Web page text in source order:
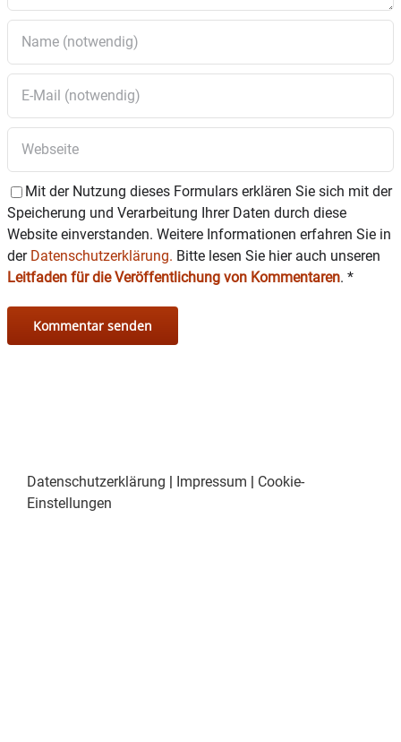
Mit der Nutzung dieses Formulars erklären Sie sich mit der
Speicherung und Verarbeitung Ihrer Daten durch diese
Website einverstanden. Weitere Informationen erfahren Sie in
der Datenschutzerklärung. Bitte lesen Sie hier auch unseren
Leitfaden für die Veröffentlichung von Kommentaren. *
Datenschutzerklärung | Impressum | Cookie-
Einstellungen